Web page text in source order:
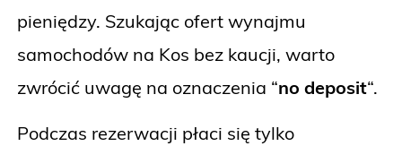
pieniędzy. Szukając ofert wynajmu
samochodów na Kos bez kaucji, warto
zwrócić uwagę na oznaczenia “no deposit“.
Podczas rezerwacji płaci się tylko